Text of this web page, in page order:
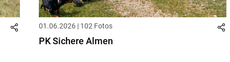
01.06.2026 | 102 Fotos
PK Sichere Almen